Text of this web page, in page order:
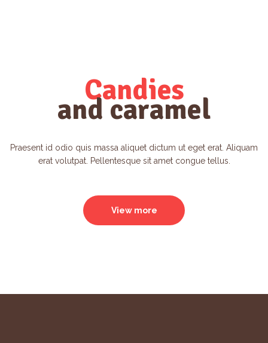
Candies
and caramel
Praesent id odio quis massa aliquet dictum ut eget erat. Aliquam
erat volutpat. Pellentesque sit amet congue tellus.
View more